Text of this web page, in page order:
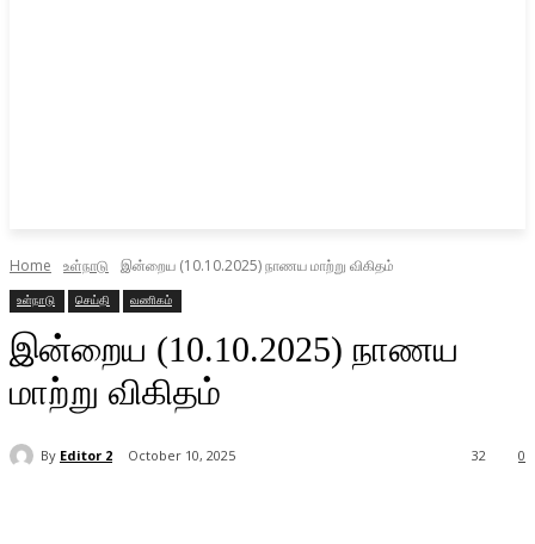
Home உள்நாடு இன்றைய (10.10.2025) நாணய மாற்று விகிதம்
உள்நாடு செய்தி வணிகம்
இன்றைய (10.10.2025) நாணய
மாற்று விகிதம்
By Editor 2 October 10, 2025 0
32